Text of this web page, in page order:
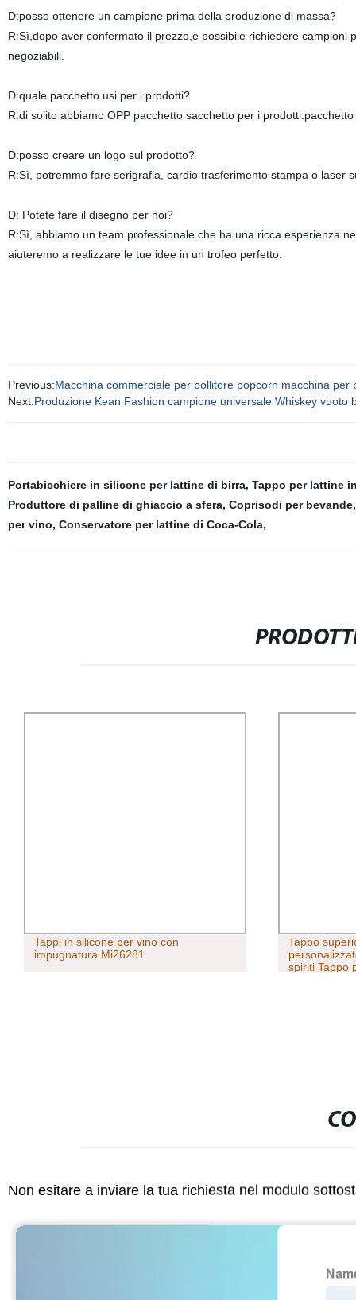
D:posso ottenere un campione prima della produzione di massa?
R:Sì,dopo aver confermato il prezzo,è possibile richiedere
negoziabili.
D:quale pacchetto usi per i prodotti?
R:di solito abbiamo OPP pacchetto sacchetto per i
D:posso creare un logo sul prodotto?
R:Sì, potremmo fare serigrafia, cardio trasferimento stampa o laser
D: Potete fare il disegno per noi?
R:Sì, abbiamo un team professionale che ha una ricca esperienza
aiuteremo a realizzare le tue idee in un trofeo perfetto.
Previous:Macchina commerciale per bollitore popcorn macchina per
Next:Produzione Kean Fashion campione universale Whiskey
Portabicchiere in silicone per lattine di birra, Tappo per lattine
Produttore di palline di ghiaccio a sfera, Coprisodi per bevande
per vino, Conservatore per lattine di Coca-Cola,
Tappi in silicone per vino con
impugnatura Mi26281
Tappo
spiriti Tappo
Non esitare a inviare la tua richiesta nel modulo